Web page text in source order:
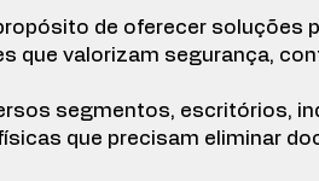
de oferecer
que valorizam segurança,
segmentos, escritórios,
que precisam eliminar